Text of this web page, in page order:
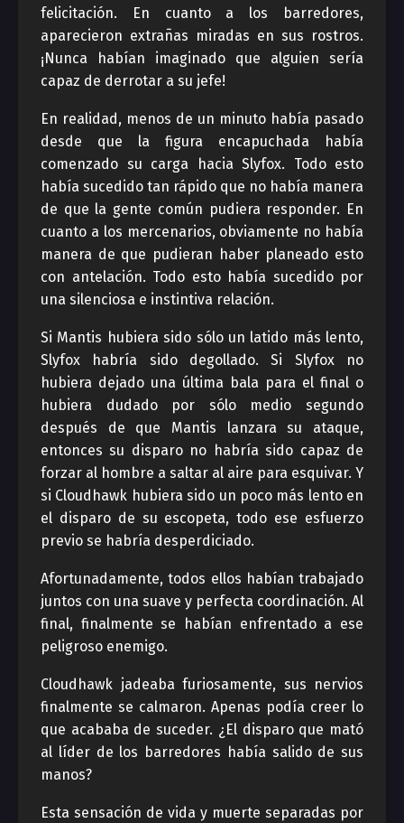
felicitación. En cuanto a los barredores,
aparecieron extrañas miradas en sus rostros.
¡Nunca habían imaginado que alguien sería
capaz de derrotar a su jefe!
En realidad, menos de un minuto había pasado
desde que la figura encapuchada había
comenzado su carga hacia Slyfox. Todo esto
había sucedido tan rápido que no había manera
de que la gente común pudiera responder. En
cuanto a los mercenarios, obviamente no había
manera de que pudieran haber planeado esto
con antelación. Todo esto había sucedido por
una silenciosa e instintiva relación.
Si Mantis hubiera sido sólo un latido más lento,
Slyfox habría sido degollado. Si Slyfox no
hubiera dejado una última bala para el final o
hubiera dudado por sólo medio segundo
después de que Mantis lanzara su ataque,
entonces su disparo no habría sido capaz de
forzar al hombre a saltar al aire para esquivar. Y
si Cloudhawk hubiera sido un poco más lento en
el disparo de su escopeta, todo ese esfuerzo
previo se habría desperdiciado.
Afortunadamente, todos ellos habían trabajado
juntos con una suave y perfecta coordinación. Al
final, finalmente se habían enfrentado a ese
peligroso enemigo.
Cloudhawk jadeaba furiosamente, sus nervios
finalmente se calmaron. Apenas podía creer lo
que acababa de suceder. ¿El disparo que mató
al líder de los barredores había salido de sus
manos?
Esta sensación de vida y muerte separadas por